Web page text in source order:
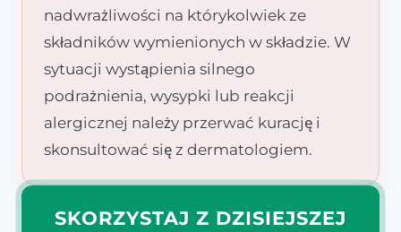
nadwrażliwości na którykolwiek ze
składników wymienionych w składzie. W
sytuacji wystąpienia silnego
podrażnienia, wysypki lub reakcji
alergicznej należy przerwać kurację i
skonsultować się z dermatologiem.
SKORZYSTAJ Z DZISIEJSZEJ